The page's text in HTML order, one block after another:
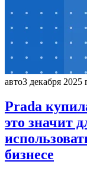
авто3 декабря 2025
Prada
это значит
бизнесе